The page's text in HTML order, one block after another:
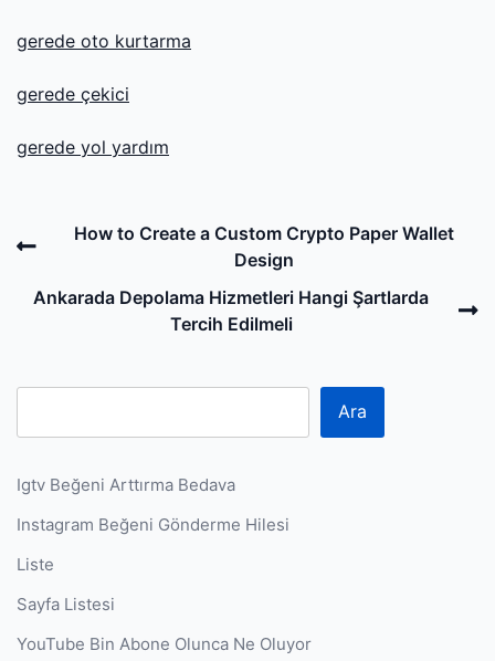
gerede oto kurtarma
gerede çekici
gerede yol yardım
PreviousHow to Create a Custom Crypto Paper Wallet
Design
Ankarada Depolama Hizmetleri Hangi Şartlarda
Tercih Edilmeli
Ara
Igtv Beğeni Arttırma Bedava
Instagram Beğeni Gönderme Hilesi
Liste
Sayfa Listesi
YouTube Bin Abone Olunca Ne Oluyor